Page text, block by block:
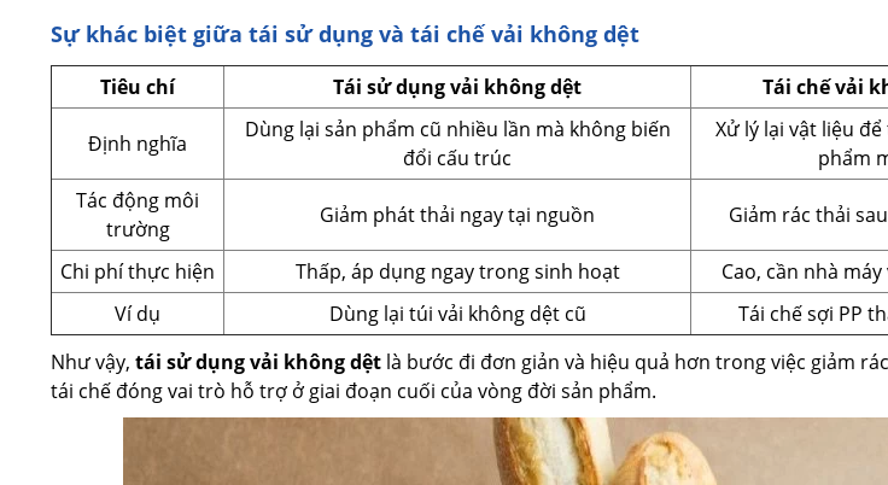
Sự khác biệt giữa tái sử dụng và tái chế vải không dệt
Tiêu chí Tái sử dụng vải không dệt Tái chế vải
Định nghĩa
Dùng lại sản phẩm cũ nhiều lần mà không biến
đổi cấu trúc
Xử lý lại vật liệu
phẩm
Tác động môi
trường
Giảm phát thải ngay tại nguồn Giảm rác thải
Chi phí thực hiện Thấp, áp dụng ngay trong sinh hoạt
Cao, cần nhà
Ví dụ
Dùng lại túi vải không dệt cũ
Tái chế sợi PP
Như vậy, tái sử dụng vải không dệt là bước đi đơn giản và hiệu quả hơn trong việc giảm
tái chế đóng vai trò hỗ trợ ở giai đoạn cuối của vòng đời sản phẩm.